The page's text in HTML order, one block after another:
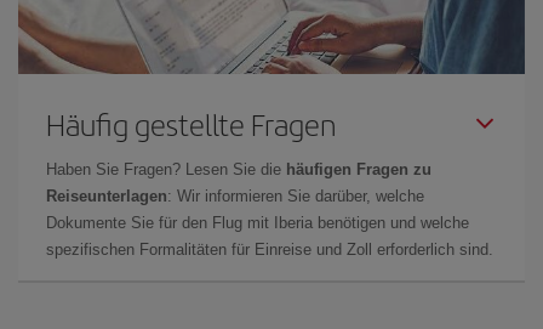
Häufig gestellte Fragen
Haben Sie Fragen? Lesen Sie die häufigen Fragen zu
Reiseunterlagen: Wir informieren Sie darüber, welche
Dokumente Sie für den Flug mit Iberia benötigen und welche
spezifischen Formalitäten für Einreise und Zoll erforderlich sind.